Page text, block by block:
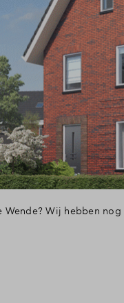
Wende? Wij hebben